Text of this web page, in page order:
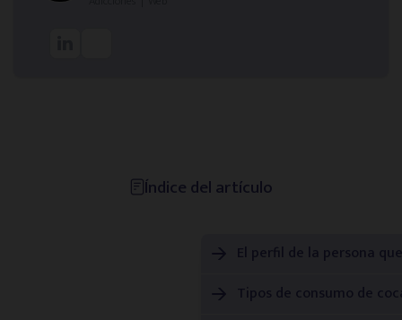
Infórmate y aprende
Consejos de especialistas
Índice del artículo
El perfil de la persona
Tipos de consumo de